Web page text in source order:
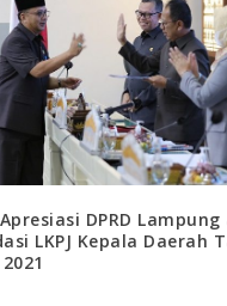
DPRD
LKPJ Kepala Daerah